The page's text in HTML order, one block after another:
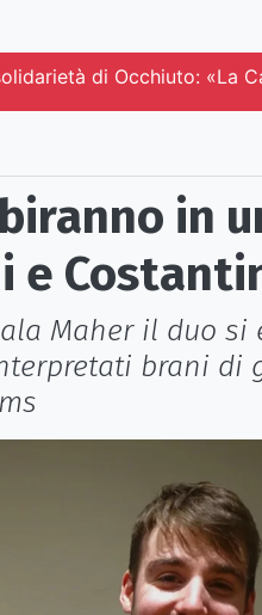
di Occhiuto: «La
in
e
Maher il duo si
brani di